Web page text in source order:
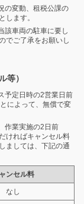
の変動、租税公課の
します。
車両の駐車に要し
でご了承をお願いし
等）
予定日時の2営業日前
によって、無償で変
作業実施の2日前
ければキャンセル料
ましては、下記の通
ンセル料
なし